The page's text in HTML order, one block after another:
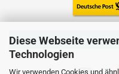
Diese Webseite
Technologien
Wir verwenden Cookies und
Einfach